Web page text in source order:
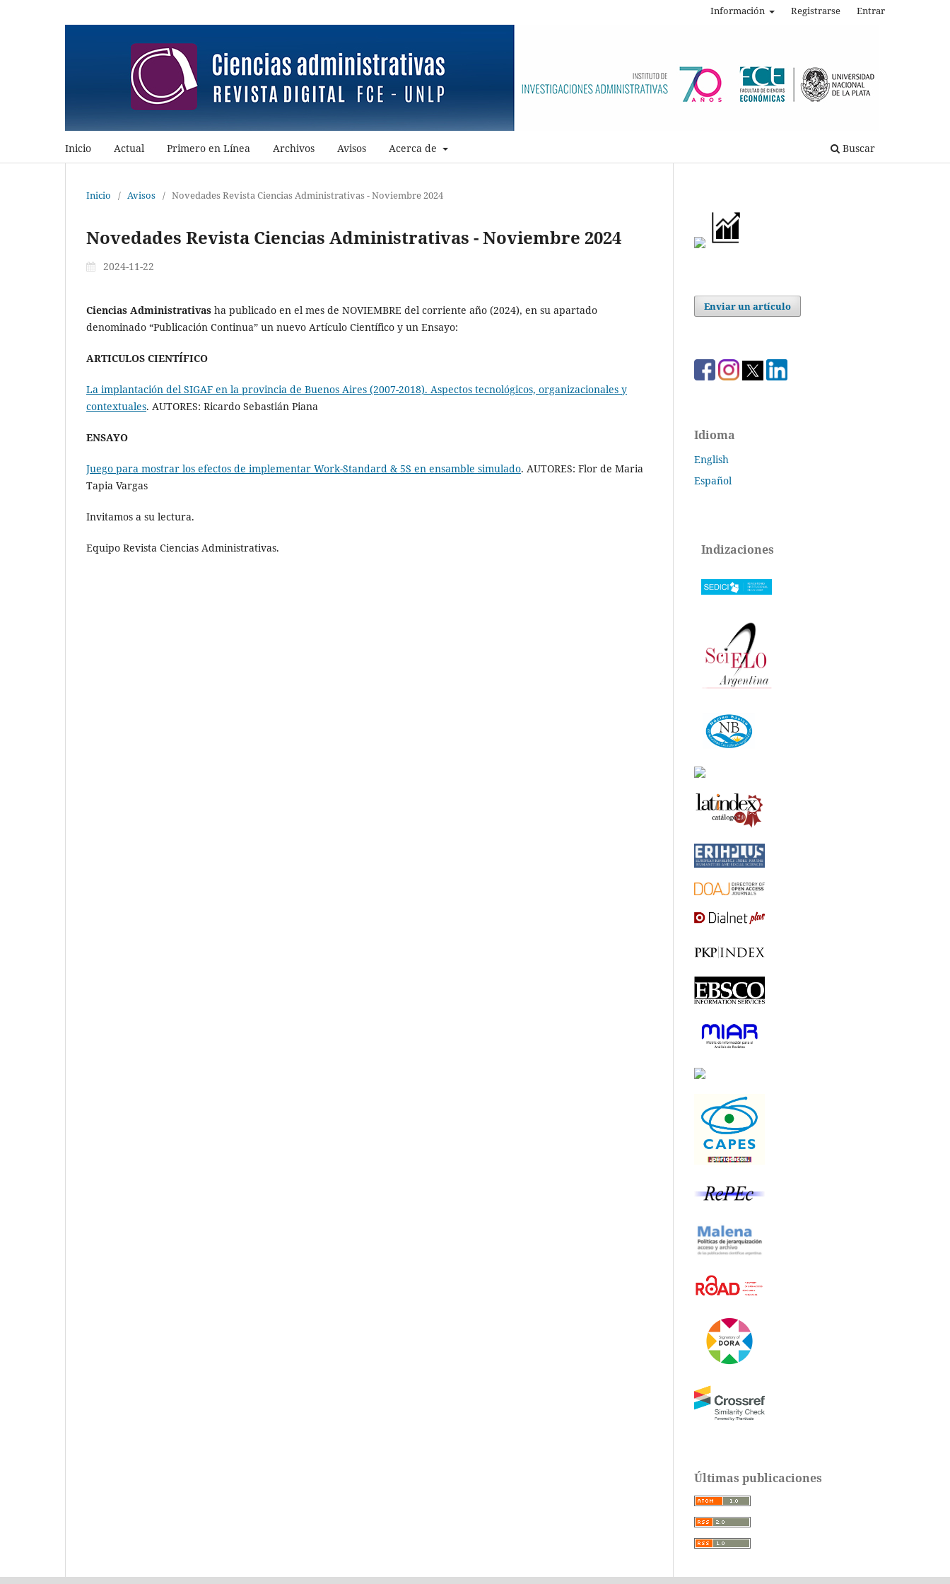
Inicio Actual Primero en Línea Archivos Avisos Acerca de Buscar
Información Registrarse Entrar
Inicio / Avisos / Novedades Revista Ciencias Administrativas - Noviembre 2024
Novedades Revista Ciencias Administrativas - Noviembre 2024
2024-11-22
Ciencias Administrativas ha publicado en el mes de NOVIEMBRE del corriente año (2024), en su apartado
denominado “Publicación Continua” un nuevo Artículo Científico y un Ensayo:
ARTICULOS CIENTÍFICO
La implantación del SIGAF en la provincia de Buenos Aires (2007-2018). Aspectos tecnológicos, organizacionales y
contextuales. AUTORES: Ricardo Sebastián Piana
ENSAYO
Juego para mostrar los efectos de implementar Work-Standard & 5S en ensamble simulado. AUTORES: Flor de Maria
Tapia Vargas
Invitamos a su lectura.
Equipo Revista Ciencias Administrativas.
Enviar un artículo
Idioma
English
Español
Indizaciones
Últimas publicaciones